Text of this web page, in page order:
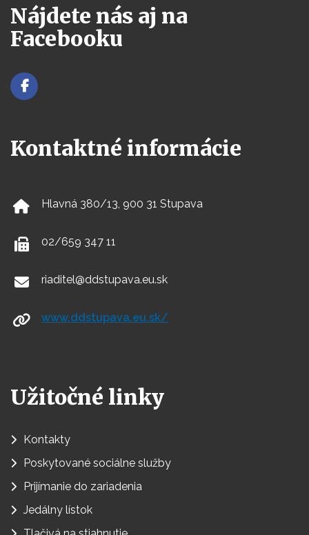
Nájdete nás aj na
Facebooku
Kontaktné informácie
Hlavná 380/13, 900 31 Stupava
02/659 347 11
riaditel@ddstupava.eu.sk
www.ddstupava.eu.sk/
Užitočné linky
Kontakty
Poskytované sociálne služby
Prijímanie do zariadenia
Jedálny lístok